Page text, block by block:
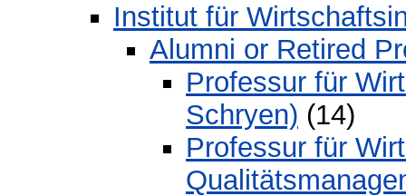
Institut für
Alumni or Retired
Professur für
Schryen) (14)
Professur für